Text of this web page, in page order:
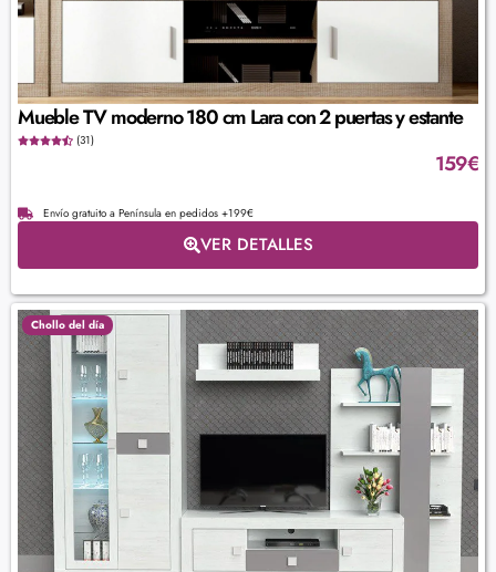
Mueble TV moderno 180 cm Lara con 2 puertas y estante
(31)
159€
Envío gratuito a Península en pedidos +199€
VER DETALLES
Chollo del día